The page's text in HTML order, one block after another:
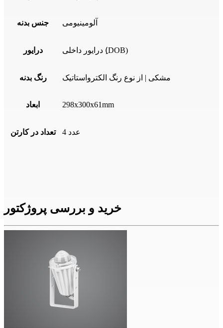
جنس بدنه آلومینیومی
درایور درایور داخلی (ِDOB)
رنگ بدنه مشکی | از نوع رنگ الکترواستاتیک
ابعاد 298x300x61mm
تعداد در کارتن 4 عدد
خرید و بررسی پروژکتور